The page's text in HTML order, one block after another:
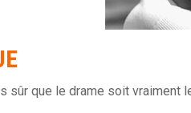
sûr que le drame soit vraiment